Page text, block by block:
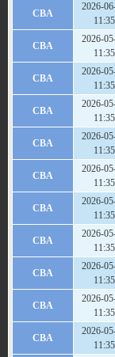
CBA
2026-
11:35
CBA
2026-
11:35
CBA
2026-
11:35
CBA
2026-
11:35
CBA
2026-
11:35
CBA
2026-
11:35
CBA
2026-
11:35
CBA
2026-
11:35
CBA
2026-
11:35
CBA
2026-
11:35
CBA
2026-
11:35